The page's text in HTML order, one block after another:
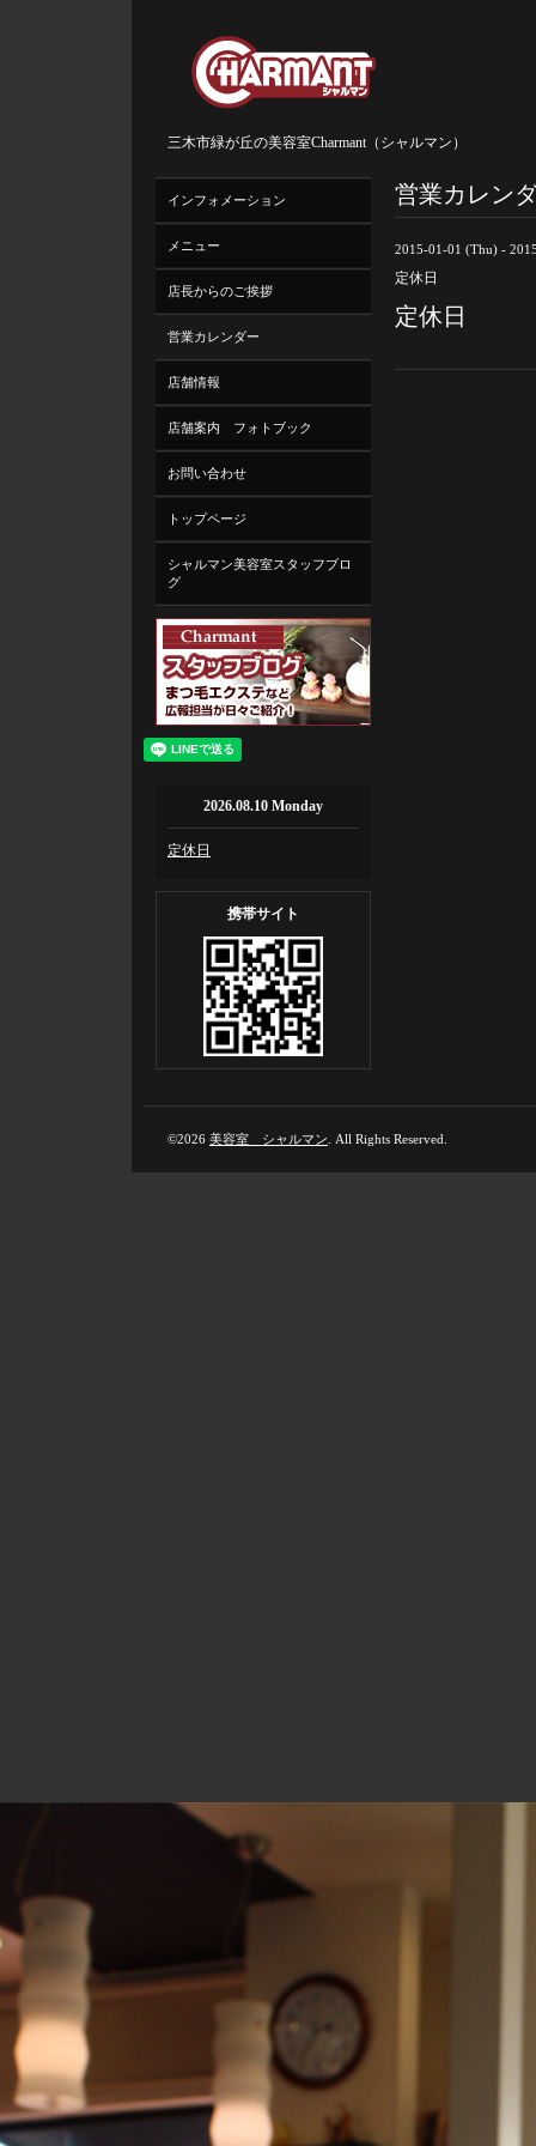
三木市緑が丘の美容室Charmant（シャルマン）
営業カレン
2015-01-01 (Thu) -
定休日
定休日
インフォメーション
メニュー
店長からのご挨拶
営業カレンダー
店舗情報
店舗案内 フォトブック
お問い合わせ
トップページ
シャルマン美容室スタッフブロ
グ
2026.08.10 Monday
定休日
携帯サイト
©2026 美容室 シャルマン . All Rights Reserved.